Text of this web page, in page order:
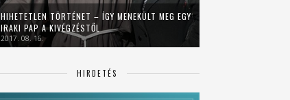
HIHETETLEN TÖRTÉNET – ÍGY MENEKÜLT MEG EGY
IRAKI PAP A KIVÉGZÉSTŐL
2017. 08. 16.
HIRDETÉS